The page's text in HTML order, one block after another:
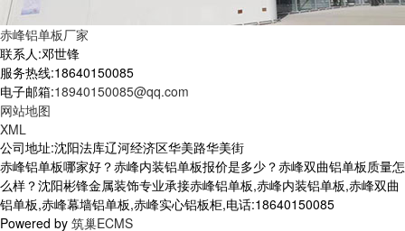
赤峰铝单板厂家
联系人:邓世锋
服务热线:18640150085
电子邮箱:18940150085@qq.com
网站地图
XML
公司地址:沈阳法库辽河经济区华美路华美街
赤峰铝单板哪家好？赤峰内装铝单板报价是多少？赤峰双曲铝单板质量怎
么样？沈阳彬锋金属装饰专业承接赤峰铝单板,赤峰内装铝单板,赤峰双曲
铝单板,赤峰幕墙铝单板,赤峰实心铝板柜,电话:18640150085
Powered by 筑巢ECMS